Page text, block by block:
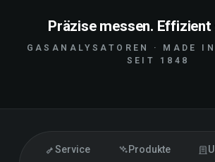
Präzise messen.
GASANALYSATOREN · MADE
SEIT 1848
Service Produkte